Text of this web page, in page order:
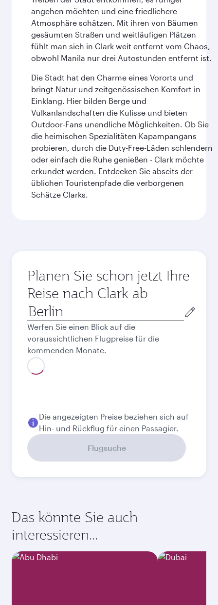
angehen möchten und eine friedlichere
Atmosphäre schätzen. Mit ihren von Bäumen
gesäumten Straßen und weitläufigen Plätzen
fühlt man sich in Clark weit entfernt vom Chaos,
obwohl Manila nur drei Autostunden entfernt ist.
Die Stadt hat den Charme eines Vororts und
bringt Natur und zeitgenössischen Komfort in
Einklang. Hier bilden Berge und
Vulkanlandschaften die Kulisse und bieten
Outdoor-Fans unendliche Möglichkeiten. Ob Sie
die heimischen Spezialitäten Kapampangans
probieren, durch die Duty-Free-Läden schlendern
oder einfach die Ruhe genießen - Clark möchte
erkundet werden. Entdecken Sie abseits der
üblichen Touristenpfade die verborgenen
Schätze Clarks.
Planen Sie schon jetzt Ihre
Reise nach Clark ab
Abflugort
Werfen Sie einen Blick auf die
voraussichtlichen Flugpreise für die
kommenden Monate.
Bestpreis
September
EUR936,23
Oktober
EUR936,23
Bestpreis